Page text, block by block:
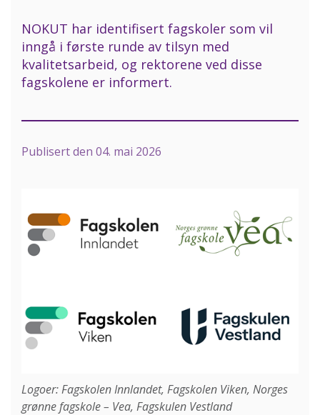
NOKUT har identifisert fagskoler som vil
inngå i første runde av tilsyn med
kvalitetsarbeid, og rektorene ved disse
fagskolene er informert.
Publisert den 04. mai 2026
Logoer: Fagskolen Innlandet, Fagskolen Viken, Norges
grønne fagskole – Vea, Fagskulen Vestland